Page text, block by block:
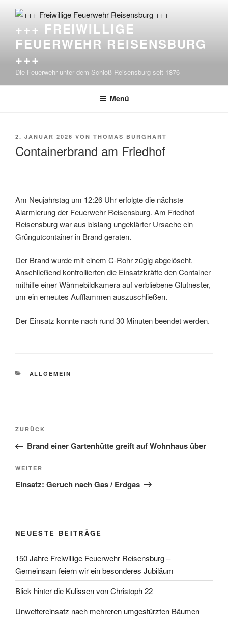
Inhalt
springen+++ FREIWILLIGE
FEUERWEHR REISENSBURG
+++
Die Feuerwehr unter dem Schloß Reisensburg seit 1876
Menü
VERÖFFENTLICHT
2. JANUAR 2026 VON THOMAS BURGHART
Containerbrand am Friedhof
Am Neujahrstag um 12:26 Uhr erfolgte die nächste
Alarmierung der Feuerwehr Reisensburg. Am Friedhof
Reisensburg war aus bislang ungeklärter Ursache ein
Grüngutcontainer in Brand geraten.
Der Brand wurde mit einem C-Rohr zügig abgelöscht.
Anschließend kontrollierten die Einsatzkräfte den Container
mithilfe einer Wärmebildkamera auf verbliebene Glutnester,
um ein erneutes Aufflammen auszuschließen.
Der Einsatz konnte nach rund 30 Minuten beendet werden.
KATEGORIEN
ALLGEMEIN
Beitragsnavigation
Vorheriger
Beitrag
ZURÜCK
Brand einer Gartenhütte greift auf Wohnhaus über
Nächster
Beitrag
WEITER
Einsatz: Geruch nach Gas / Erdgas
NEUESTE BEITRÄGE
150 Jahre Freiwillige Feuerwehr Reisensburg –
Gemeinsam feiern wir ein besonderes Jubiläum
Blick hinter die Kulissen von Christoph 22
Unwettereinsatz nach mehreren umgestürzten Bäumen